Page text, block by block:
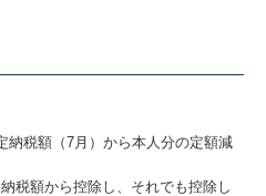
納税額（7月）から本人分の定額減
税額から控除し、それでも控除し